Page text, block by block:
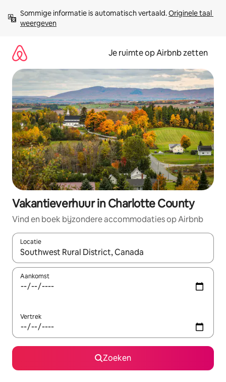
direct
naar
Sommige informatie is automatisch vertaald. Originele taal
weergeven
Je ruimte op Airbnb zetten
Vakantieverhuur in Charlotte County
Vind en boek bijzondere accommodaties op Airbnb
Locatie
Wanneer er suggesties beschikbaar zijn, maak je een keuze
Aankomst
Vertrek
Zoeken